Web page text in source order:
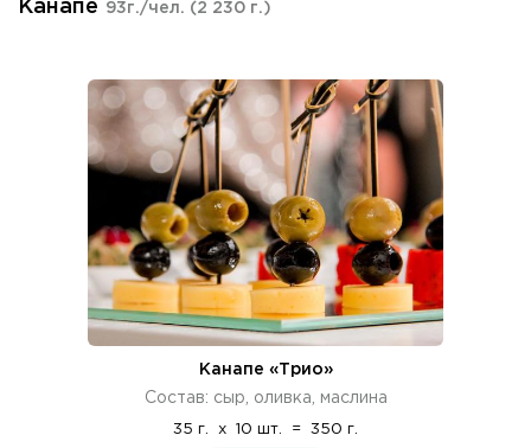
Канапе 93г./чел. (2 230 г.)
Канапе «Трио»
Состав: сыр, оливка, маслина
35 г. x 10 шт. = 350 г.